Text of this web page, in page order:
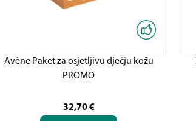
Avène Paket za osjetljivu dječju kožu
PROMO
32,70 €